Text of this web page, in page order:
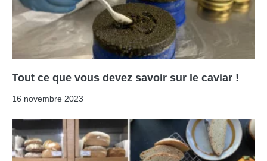
Tout ce que vous devez savoir sur le caviar !
16 novembre 2023